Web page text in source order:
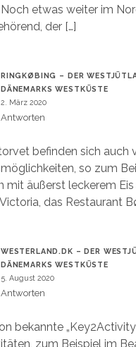
etwas weiter im
der […]
RINGKØBING – DER
DÄNEMARKS WESTKÜSTE
2. März 2020
Antworten
befinden sich auch
so zum
mit äußerst leckerem
das Restaurant
WESTERLAND.DK – DER
DÄNEMARKS WESTKÜSTE
5. August 2020
Antworten
bekannte
zum Beispiel im